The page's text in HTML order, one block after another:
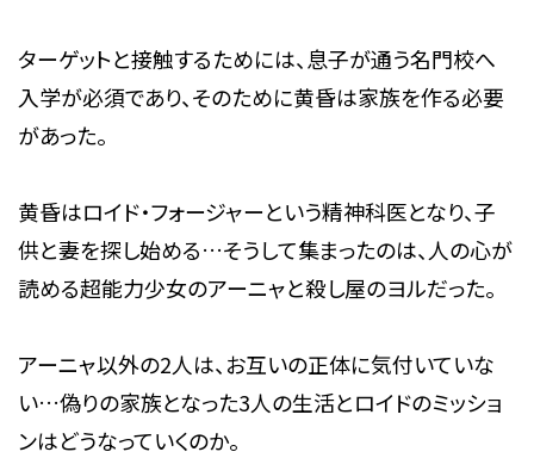
ターゲットと接触するためには、息子が通う名門校へ
入学が必須であり、そのために黄昏は家族を作る必要
があった。
黄昏はロイド・フォージャーという精神科医となり、子
供と妻を探し始める…そうして集まったのは、人の心が
読める超能力少女のアーニャと殺し屋のヨルだった。
アーニャ以外の2人は、お互いの正体に気付いていな
い…偽りの家族となった3人の生活とロイドのミッショ
ンはどうなっていくのか。